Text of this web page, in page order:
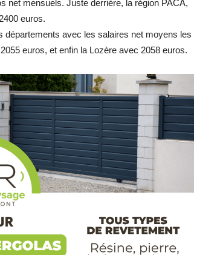
net mensuels. Juste derrière, la région PACA,
euros.
départements avec les salaires net moyens les
euros, et enfin la Lozère avec 2058 euros.